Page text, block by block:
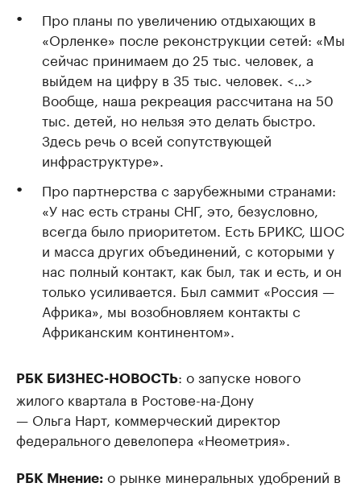
Про планы по увеличению отдыхающих в
«Орленке» после реконструкции сетей: «Мы
сейчас принимаем до 25 тыс. человек, а
выйдем на цифру в 35 тыс. человек. <…>
Вообще, наша рекреация рассчитана на 50
тыс. детей, но нельзя это делать быстро.
Здесь речь о всей сопутствующей
инфраструктуре».
Про партнерства с зарубежными странами:
«У нас есть страны СНГ, это, безусловно,
всегда было приоритетом. Есть БРИКС, ШОС
и масса других объединений, с которыми у
нас полный контакт, как был, так и есть, и он
только усиливается. Был саммит «Россия —
Африка», мы возобновляем контакты с
Африканским континентом».
РБК БИЗНЕС-НОВОСТЬ: о запуске нового
жилого квартала в Ростове-на-Дону
— Ольга Нарт, коммерческий директор
федерального девелопера «Неометрия».
РБК Мнение: о рынке минеральных удобрений в